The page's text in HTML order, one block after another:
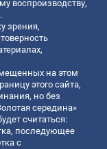
воспроизводству,
зрения,
на этом
этого сайта,
но без
середина»
считаться:
последующее
с